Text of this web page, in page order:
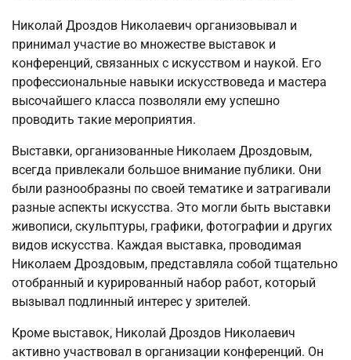
Николай Дроздов Николаевич организовывал и
принимал участие во множестве выставок и
конференций, связанных с искусством и наукой. Его
профессиональные навыки искусствоведа и мастера
высочайшего класса позволяли ему успешно
проводить такие мероприятия.
Выставки, организованные Николаем Дроздовым,
всегда привлекали большое внимание публики. Они
были разнообразны по своей тематике и затрагивали
разные аспекты искусства. Это могли быть выставки
живописи, скульптуры, графики, фотографии и других
видов искусства. Каждая выставка, проводимая
Николаем Дроздовым, представляла собой тщательно
отобранный и курированный набор работ, который
вызывал подлинный интерес у зрителей.
Кроме выставок, Николай Дроздов Николаевич
активно участвовал в организации конференций. Он